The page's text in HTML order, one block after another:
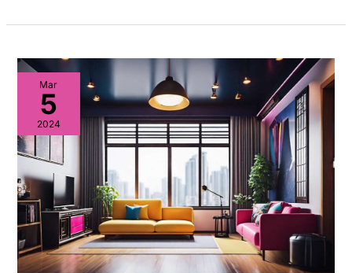
Mar
5
2024